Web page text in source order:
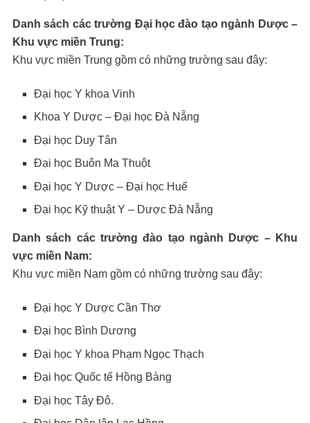
Danh sách các trường Đại học đào tạo ngành Dược –
Khu vực miền Trung:
Khu vực miền Trung gồm có những trường sau đây:
Đại học Y khoa Vinh
Khoa Y Dược – Đại học Đà Nẵng
Đại học Duy Tân
Đại học Buôn Ma Thuột
Đại học Y Dược – Đại học Huế
Đại học Kỹ thuật Y – Dược Đà Nẵng
Danh sách các trường đào tạo ngành Dược – Khu
vực miền Nam:
Khu vực miền Nam gồm có những trường sau đây:
Đại học Y Dược Cần Thơ
Đại học Bình Dương
Đại học Y khoa Phạm Ngọc Thạch
Đại học Quốc tế Hồng Bàng
Đại học Tây Đô.